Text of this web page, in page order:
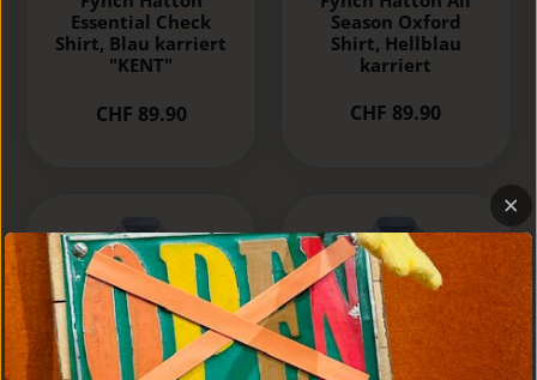
Essential Check
Shirt, Blau karriert
"KENT"
CHF 89.90
Season Oxford
Shirt, Hellblau
karriert
CHF 89.90